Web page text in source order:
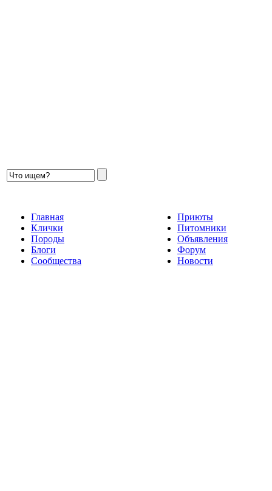
Главная
Клички
Породы
Блоги
Сообщества
Приюты
Питомники
Объявления
Форум
Новости